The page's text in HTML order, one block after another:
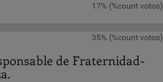
17% (%count votos)
35% (%count votos)
de Fraternidad-